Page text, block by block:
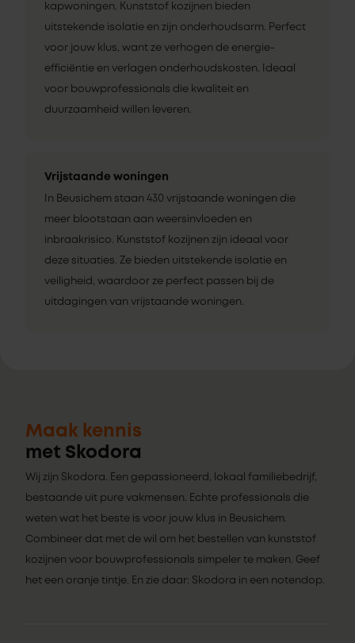
kapwoningen. Kunststof kozijnen bieden
uitstekende isolatie en zijn onderhoudsarm. Perfect
voor jouw klus, want ze verhogen de energie-
efficiëntie en verlagen onderhoudskosten. Ideaal
voor bouwprofessionals die kwaliteit en
duurzaamheid willen leveren.
Vrijstaande woningen
In Beusichem staan 430 vrijstaande woningen die
meer blootstaan aan weersinvloeden en
inbraakrisico. Kunststof kozijnen zijn ideaal voor
deze situaties. Ze bieden uitstekende isolatie en
veiligheid, waardoor ze perfect passen bij de
uitdagingen van vrijstaande woningen.
Maak kennis
met Skodora
Wij zijn Skodora. Een gepassioneerd, lokaal familiebedrijf,
bestaande uit pure vakmensen. Echte professionals die
weten wat het beste is voor jouw klus in Beusichem.
Combineer dat met de wil om het bestellen van kunststof
kozijnen voor bouwprofessionals simpeler te maken. Geef
het een oranje tintje. En zie daar: Skodora in een notendop.